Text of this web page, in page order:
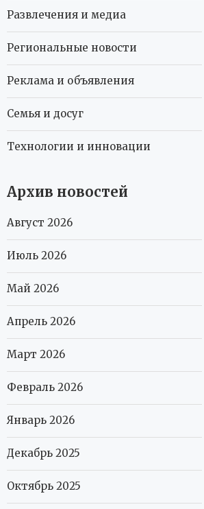
Развлечения и медиа
Региональные новости
Реклама и объявления
Семья и досуг
Технологии и инновации
Архив новостей
Август 2026
Июль 2026
Май 2026
Апрель 2026
Март 2026
Февраль 2026
Январь 2026
Декабрь 2025
Октябрь 2025